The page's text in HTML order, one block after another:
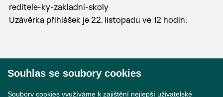
reditele-ky-zakladni-skoly
Uzávěrka přihlášek je 22. listopadu ve 12 hodin.
Souhlas se soubory cookies
Soubory cookies využíváme k zajištění nejlepší uživatelské